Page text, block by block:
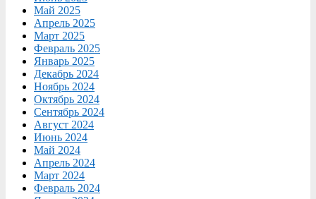
Май 2025
Апрель 2025
Март 2025
Февраль 2025
Январь 2025
Декабрь 2024
Ноябрь 2024
Октябрь 2024
Сентябрь 2024
Август 2024
Июнь 2024
Май 2024
Апрель 2024
Март 2024
Февраль 2024